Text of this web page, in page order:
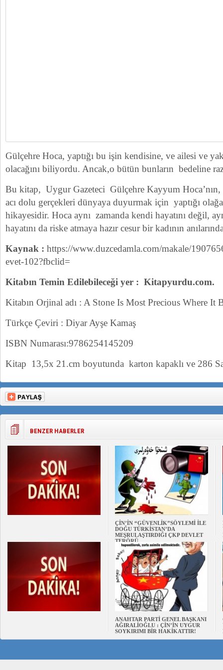
Gülçehre Hoca, yaptığı bu işin kendisine, ve ailesi ve
olacağını biliyordu. Ancak,o bütün bunların bedeline
Bu kitap, Uygur Gazeteci Gülçehre Kayyum Hoca’nın,
acı dolu gerçekleri dünyaya duyurmak için yaptığı
hikayesidir. Hoca aynı zamanda kendi hayatını değil,
hayatını da riske atmaya hazır cesur bir kadının
Kaynak : https://www.duzcedamla.com/makale/
evet-102?fbclid=
Kitabın Temin Edilebileceği yer : Kitapyurdu.com.
Kitabın Orjinal adı : A Stone Is Most Precious Where It
Türkçe Çeviri : Diyar Ayşe Kamaş
ISBN Numarası:9786254145209
Kitap 13,5x 21.cm boyutunda karton kapaklı ve 286
BENZER HABERLER
ÇİN’İN “GÜVENLİK”SÖYLEMİ İLE
DOĞU TÜRKİSTAN’DA
MEŞRULAŞTIRDIĞI ÇKP DEVLET
TERÖRÜ
ANAHTAR PARTİ GENEL BAŞKANI
AĞIRALİOĞLU : ÇİN’İN UYGUR
SOYKIRIMI BİR HAKİKATTIR!